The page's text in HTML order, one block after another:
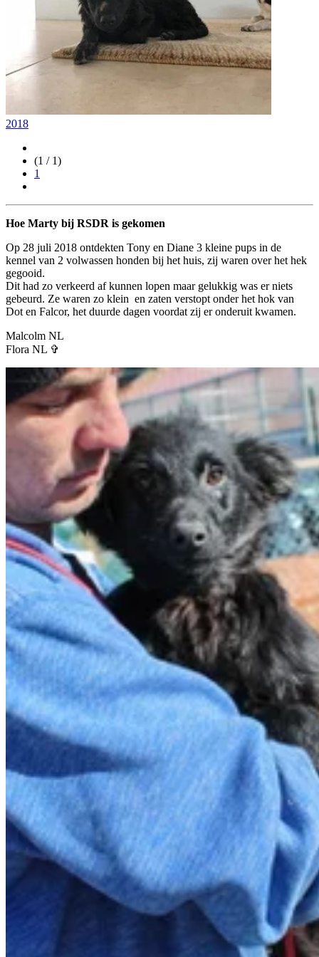
2018
(1 / 1)
1
Hoe Marty bij RSDR is gekomen
Op 28 juli 2018 ontdekten Tony en Diane 3 kleine pups in de
kennel van 2 volwassen honden bij het huis, zij waren over het hek
gegooid.
Dit had zo verkeerd af kunnen lopen maar gelukkig was er niets
gebeurd. Ze waren zo klein en zaten verstopt onder het hok van
Dot en Falcor, het duurde dagen voordat zij er onderuit kwamen.
Malcolm NL
Flora NL ✞